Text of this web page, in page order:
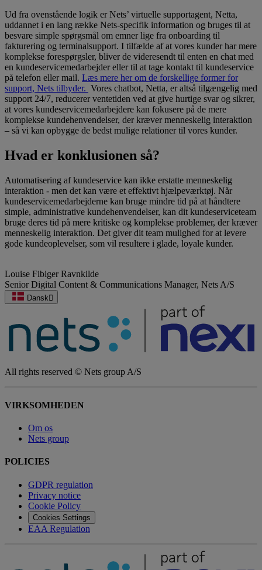
Ud fra ovenstående logik er Nets’ virtuelle supportagent, Netta,
uddannet i en lang række Nets-specifik information og bruges til at
besvare simple spørgsmål om emner lige fra onboarding til
fakturering og terminalsupport. I tilfælde af at vores kunder har mere
komplekse forespørgsler, bliver de videresendt til enten en chat med
en kundeservicemedarbejder eller til at tage kontakt til kundeservice
på telefon eller mail. Læs mere her om de forskellige former for
support, Nets tilbyder. Vores chatbot, Netta, er altså tilgængelig med
support 24/7, reducerer ventetiden ved at give hurtige svar og sikrer,
at vores kundeservicemedarbejdere kan fokusere på de mere
komplekse kundehenvendelser, der kræver menneskelig interaktion
– så vi kan opbygge de bedst mulige relationer til vores kunder.
Hvad er konklusionen så?
Automatisering af kundeservice kan ikke erstatte menneskelig
interaktion - men det kan være et effektivt hjælpeværktøj. Når
kundeservicemedarbejderne kan bruge mindre tid på at håndtere
simple, administrative kundehenvendelser, kan dit kundeserviceteam
bruge deres tid på mere kritiske og komplekse problemer, der kræver
menneskelig interaktion. Det giver dit team mulighed for at levere
gode kundeoplevelser, som vil resultere i glade, loyale kunder.
Louise Fibiger Ravnkilde
Senior Digital Content & Communications Manager, Nets A/S
Dansk
All rights reserved © Nets group A/S
VIRKSOMHEDEN
Om os
Nets group
POLICIES
GDPR regulation
Privacy notice
Cookie Policy
Cookies Settings
EAA Regulation